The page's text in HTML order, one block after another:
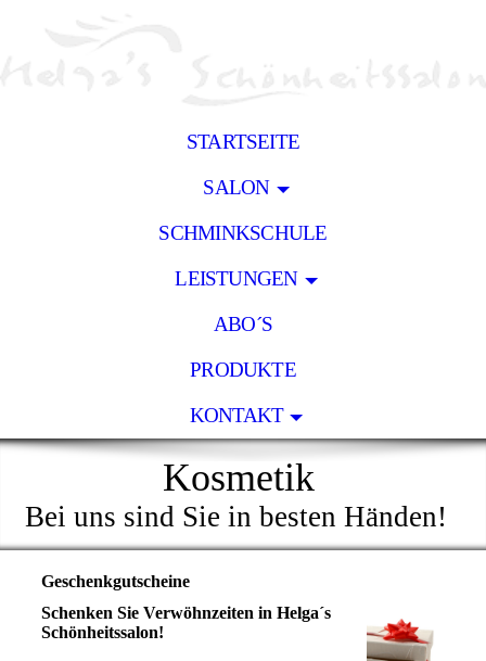
STARTSEITE
SALON
SCHMINKSCHULE
LEISTUNGEN
ABO´S
PRODUKTE
KONTAKT
Kosmetik
Bei uns sind Sie in besten Händen!
Geschenkgutscheine
Schenken Sie Verwöhnzeiten in Helga´s
Schönheitssalon!